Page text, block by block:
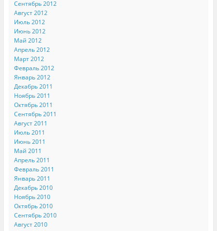
Сентябрь 2012
Август 2012
Июль 2012
Июнь 2012
Май 2012
Апрель 2012
Март 2012
Февраль 2012
Январь 2012
Декабрь 2011
Ноябрь 2011
Октябрь 2011
Сентябрь 2011
Август 2011
Июль 2011
Июнь 2011
Май 2011
Апрель 2011
Февраль 2011
Январь 2011
Декабрь 2010
Ноябрь 2010
Октябрь 2010
Сентябрь 2010
Август 2010